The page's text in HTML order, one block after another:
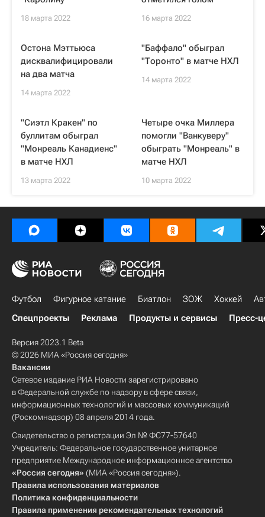
18 марта 2022 16 марта 2022
Остона Мэттьюса
дисквалифицировали
на два матча
14 марта 2022
"Баффало" обыграл
"Торонто" в матче НХЛ
14 марта 2022
"Сиэтл Кракен" по
буллитам обыграл
"Монреаль Канадиенс"
в матче НХЛ
13 марта 2022
Четыре очка Миллера
помогли "Ванкуверу"
обыграть "Монреаль" в
матче НХЛ
10 марта 2022
Футбол Фигурное катание Биатлон ЗОЖ Хоккей
Спецпроекты
Реклама Продукты и сервисы Пресс-
Версия 2023.1 Beta
© 2026 МИА «Россия сегодня»
Вакансии
Сетевое издание РИА Новости зарегистрировано
в Федеральной службе по надзору в сфере связи,
информационных технологий и массовых коммуникаций
(Роскомнадзор) 08 апреля 2014 года.
Свидетельство о регистрации Эл № ФС77-57640
Учредитель: Федеральное государственное унитарное
предприятие Международное информационное агентство
«Россия сегодня» (МИА «Россия сегодня»).
Правила использования материалов
Политика конфиденциальности
Правила применения рекомендательных технологий